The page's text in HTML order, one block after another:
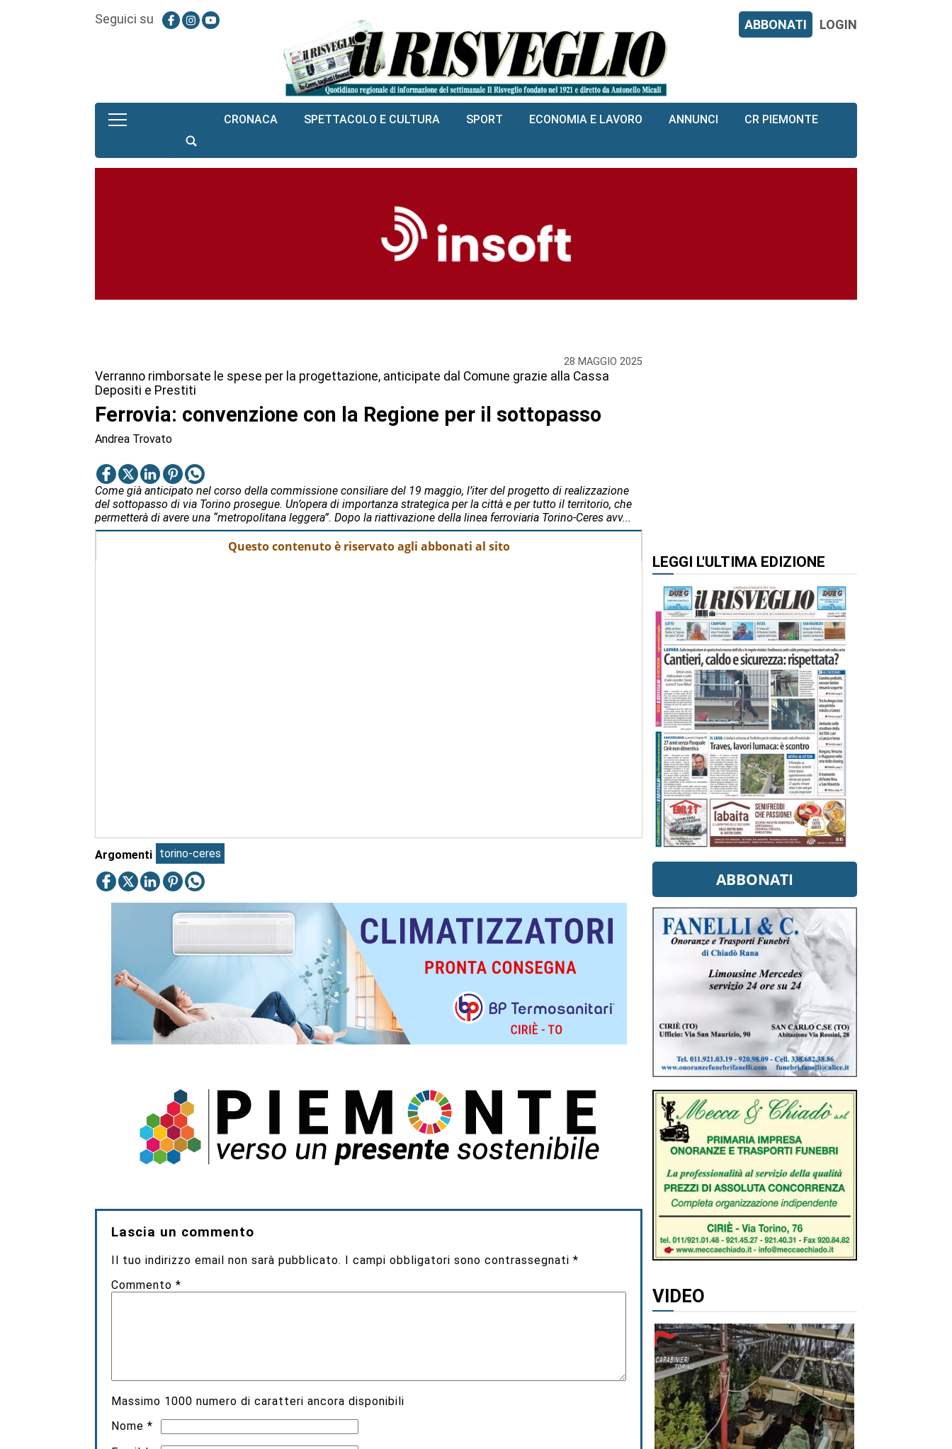
Seguici su ABBONATI LOGIN
CRONACA SPETTACOLO E CULTURA SPORT ECONOMIA E LAVORO ANNUNCI CR PIEMONTE
28 MAGGIO 2025
Verranno rimborsate le spese per la progettazione, anticipate dal Comune grazie alla Cassa
Depositi e Prestiti
Ferrovia: convenzione con la Regione per il sottopasso
Andrea Trovato
Come già anticipato nel corso della commissione consiliare del 19 maggio, l’iter del progetto di realizzazione
del sottopasso di via Torino prosegue. Un’opera di importanza strategica per la città e per tutto il territorio, che
permetterà di avere una “metropolitana leggera”. Dopo la riattivazione della linea ferroviaria Torino-Ceres avv...
Questo contenuto è riservato agli abbonati al sito
Argomenti torino-ceres
Lascia un commento
Il tuo indirizzo email non sarà pubblicato. I campi obbligatori sono contrassegnati*
Commento*
Massimo 1000 numero di caratteri ancora disponibili
Nome*
LEGGI L'ULTIMA EDIZIONE
ABBONATI
VIDEO